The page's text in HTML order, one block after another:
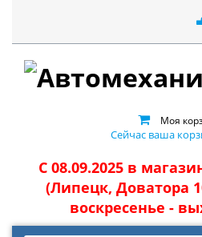
Моя
Сейчас ваша
С 08.09.2025 в
(Липецк, Доватора
воскресенье -